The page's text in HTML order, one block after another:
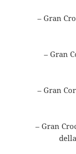
– Gran
– Gran
– Gran
– Gran